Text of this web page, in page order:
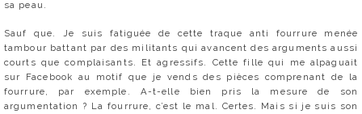
sa peau.
Sauf que. Je suis fatiguée de cette traque anti fourrure menée
tambour battant par des militants qui avancent des arguments aussi
courts que complaisants. Et agressifs. Cette fille qui me alpaguait
sur Facebook au motif que je vends des pièces comprenant de la
fourrure, par exemple. A-t-elle bien pris la mesure de son
argumentation ? La fourrure, c’est le mal. Certes. Mais si je suis son